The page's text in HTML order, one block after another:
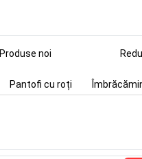
Produse noi
Pantofi cu roți